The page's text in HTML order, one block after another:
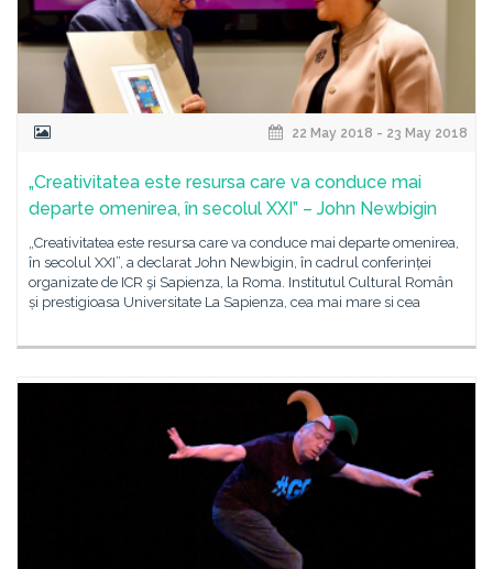
22 May 2018 - 23 May 2018
„Creativitatea este resursa care va conduce mai
departe omenirea, în secolul XXI” – John Newbigin
„Creativitatea este resursa care va conduce mai departe omenirea,
în secolul XXI”, a declarat John Newbigin, în cadrul conferinței
organizate de ICR şi Sapienza, la Roma. Institutul Cultural Român
și prestigioasa Universitate La Sapienza, cea mai mare si cea